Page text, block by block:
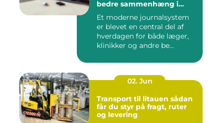
bedre sammenhæng i
Et moderne journalsystem
er blevet en central del af
hverdagen for både læger,
klinikker og andre be...
02. Jun
Transport til litauen sådan
får du styr på fragt, ruter
og levering